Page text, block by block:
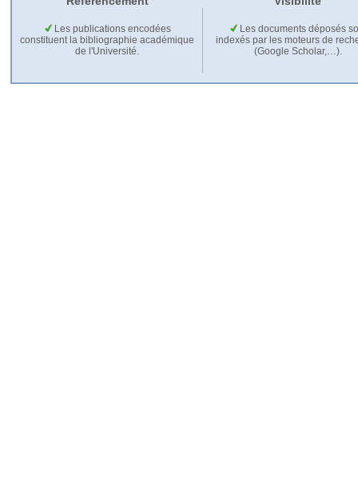
Les publications encodées
constituent la bibliographie académique
de l'Université.
Les documents déposés
indexés par les moteurs de
(Google Scholar,…).